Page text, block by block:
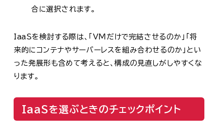
合に選択されます。
IaaSを検討する際は、「VMだけで完結させるのか」「将
来的にコンテナやサーバーレスを組み合わせるのか」とい
った発展形も含めて考えると、構成の見直しがしやすくな
ります。
IaaSを選ぶときのチェックポイント